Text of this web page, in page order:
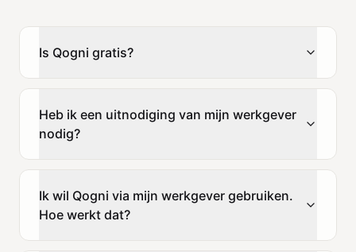
Is Qogni gratis?
Heb ik een uitnodiging van mijn werkgever
nodig?
Ik wil Qogni via mijn werkgever gebruiken.
Hoe werkt dat?